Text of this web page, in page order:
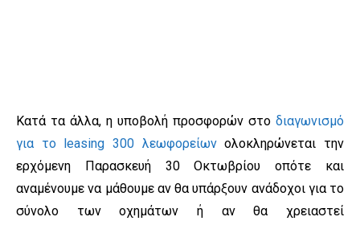
Κατά τα άλλα, η υποβολή προσφορών στο διαγωνισμό
για το leasing 300 λεωφορείωνολοκληρώνεται την
ερχόμενη Παρασκευή 30 Οκτωβρίου οπότε και
αναμένουμε να μάθουμε αν θα υπάρξουν ανάδοχοι για το
σύνολο των οχημάτων ή αν θα χρειαστεί